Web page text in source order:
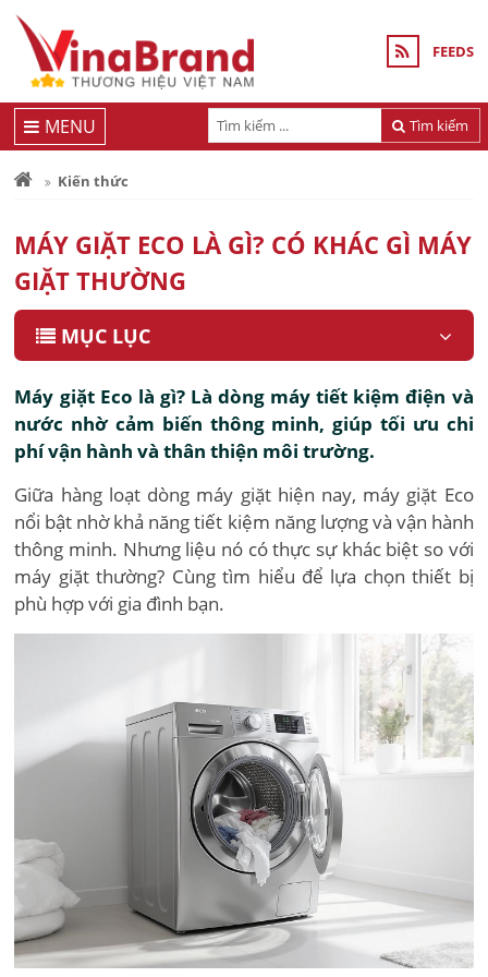
FEEDS
Tìm kiếm
MENU
Kiến thức
MÁY GIẶT ECO LÀ GÌ? CÓ KHÁC GÌ MÁY
GIẶT THƯỜNG
MỤC LỤC
Máy giặt Eco là gì? Là dòng máy tiết kiệm điện và
nước nhờ cảm biến thông minh, giúp tối ưu chi
phí vận hành và thân thiện môi trường.
Giữa hàng loạt dòng máy giặt hiện nay, máy giặt Eco
nổi bật nhờ khả năng tiết kiệm năng lượng và vận hành
thông minh. Nhưng liệu nó có thực sự khác biệt so với
máy giặt thường? Cùng tìm hiểu để lựa chọn thiết bị
phù hợp với gia đình bạn.